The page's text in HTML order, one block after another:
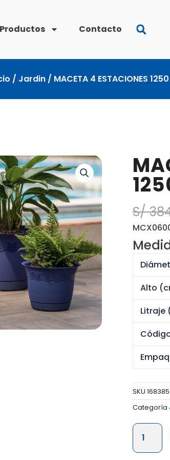
Productos Contacto
/ Jardin/ MACETA 4 ESTACIONES
S/
Alto
Litraje
SKU
Categoría
MACETA